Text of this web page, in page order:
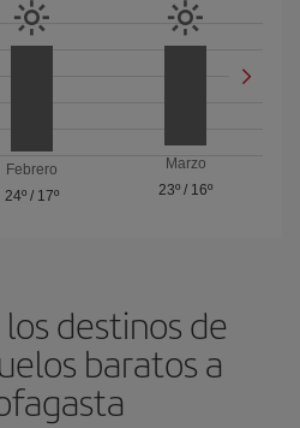
Febrero
24º/ 17º
Marzo
23º / 16º
destinos de
baratos a